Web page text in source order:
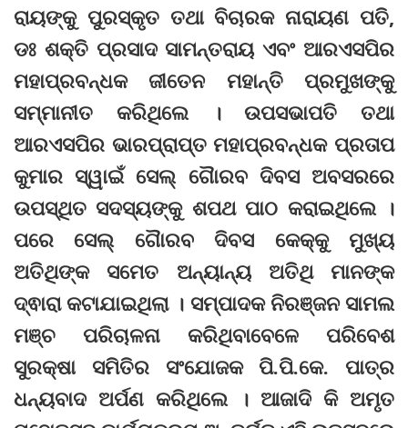
ରାୟଙ୍କୁ ପୁରସ୍କୃତ ତଥା ବିଚାରକ ନାରାୟଣ ପତି,
ଡଃ ଶକ୍ତି ପ୍ରସାଦ ସାମନ୍ତରାୟ ଏବଂ ଆରଏସପିର
ମହାପ୍ରବନ୍ଧକ ଜୀତେନ ମହାନ୍ତି ପ୍ରମୁଖଙ୍କୁ
ସମ୍ମାନୀତ କରିଥିଲେ । ଉପସଭାପତି ତଥା
ଆରଏସପିର ଭାରପ୍ରାପ୍ତ ମହାପ୍ରବନ୍ଧକ ପ୍ରତାପ
କୁମାର ସ୍ୱାଇଁ ସେଲ୍ ଗୈାରବ ଦିବସ ଅବସରରେ
ଉପସ୍ଥିତ ସଦସ୍ୟଙ୍କୁ ଶପଥ ପାଠ କରାଇଥିଲେ ।
ପରେ ସେଲ୍ ଗୈାରବ ଦିବସ କେକ୍‌କୁ ମୁଖ୍ୟ
ଅତିଥିଙ୍କ ସମେତ ଅନ୍ୟାନ୍ୟ ଅତିଥି ମାନଙ୍କ
ଦ୍ଵାରା କଟାଯାଇଥିଲା । ସମ୍ପାଦକ ନିରଞ୍ଜନ ସାମଲ
ମଞ୍ଚ ପରିଚାଳନା କରିଥିବାବେଳେ ପରିବେଶ
ସୁରକ୍ଷା ସମିତିର ସଂଯୋଜକ ପି.ପି.କେ. ପାତ୍ର
ଧନ୍ୟବାଦ ଅର୍ପଣ କରିଥିଲେ । ଆଜାଦି କି ଅମୃତ